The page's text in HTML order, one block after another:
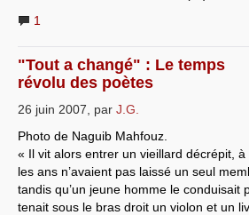
1
"Tout a changé" : Le temps
révolu des poètes
26 juin 2007 par J.G.
Photo de Naguib Mahfouz.
« Il vit alors entrer un vieillard décrépit, à
les ans n’avaient pas laissé un seul
tandis qu’un jeune homme le conduisait
tenait sous le bras droit un violon et un